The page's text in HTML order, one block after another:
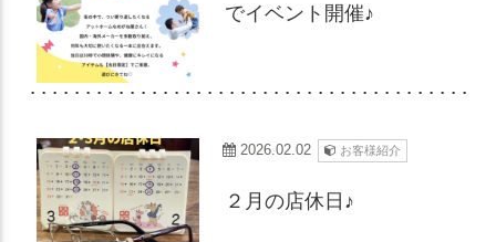
でイベント開催♪
2026.02.02 お客様紹介
２月の店休日♪